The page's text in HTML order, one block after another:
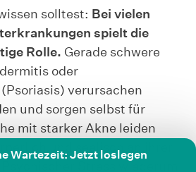
solltest: Bei vielen
spielt die
Rolle. Gerade schwere
oder
verursachen
und sorgen selbst für
mit starker Akne leiden
und seelisch an ihrer
Stress wiederum
Wartezeit: Jetzt loslegen